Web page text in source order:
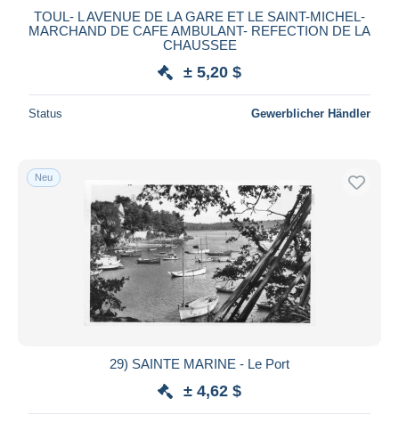
TOUL- L AVENUE DE LA GARE ET LE SAINT-MICHEL-
MARCHAND DE CAFE AMBULANT- REFECTION DE LA
CHAUSSEE
± 5,20 $
Status Gewerblicher Händler
Neu
29) SAINTE MARINE - Le Port
± 4,62 $